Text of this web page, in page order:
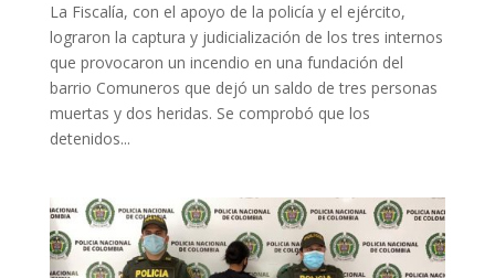
La Fiscalía, con el apoyo de la policía y el ejército,
lograron la captura y judicialización de los tres internos
que provocaron un incendio en una fundación del
barrio Comuneros que dejó un saldo de tres personas
muertas y dos heridas. Se comprobó que los
detenidos...